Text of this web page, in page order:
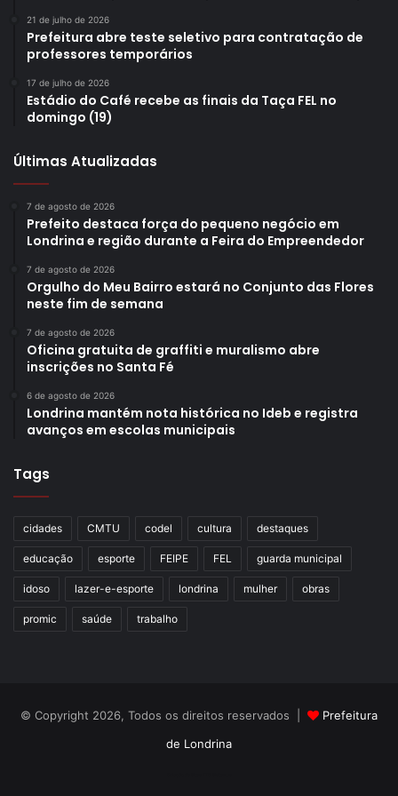
Professora Marcia Yara Massari. Foto: Emerson Dias/ NCom
Segundo a professora Márcia Yara Massari, responsável
por uma das turmas, o contato com diferentes
desenvolvimento e a aprendizagem dos estudantes. Para
a educadora, experiências como essa ampliam as
oportunidades das crianças e incentivam o interesse pelo
esporte. “O esporte é vida, é uma mola que impulsiona a
criança pra frente. Muitas crianças não têm oportunidade
oportunidades a gente precisa abraçar”, afirmou.
21 de julho de 2026
Prefeitura abre teste seletivo para contratação de
professores temporários
17 de julho de 2026
Estádio do Café recebe as finais da Taça FEL no
domingo (19)
Últimas Atualizadas
7 de agosto de 2026
Prefeito destaca força do pequeno negócio em
Londrina e região durante a Feira do Empreendedor
7 de agosto de 2026
Orgulho do Meu Bairro estará no Conjunto das Flores
neste fim de semana
7 de agosto de 2026
Oficina gratuita de graffiti e muralismo abre
inscrições no Santa Fé
6 de agosto de 2026
Londrina mantém nota histórica no Ideb e registra
avanços em escolas municipais
Tags
cidades CMTU codel cultura destaques
educação esporte FEIPE FEL guarda municipal
idoso lazer-e-esporte londrina mulher obras
promic saúde trabalho
© Copyright 2026, Todos os direitos reservados |
Prefeitura
de Londrina